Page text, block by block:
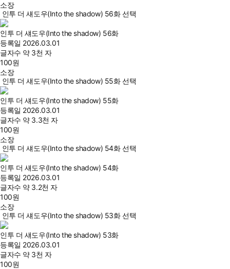
소장
인투 더 섀도우(Into the shadow) 56화 선택
인투 더 섀도우(Into the shadow) 56화
등록일 2026.03.01
글자수 약 3천 자
100원
소장
인투 더 섀도우(Into the shadow) 55화 선택
인투 더 섀도우(Into the shadow) 55화
등록일 2026.03.01
글자수 약 3.3천 자
100원
소장
인투 더 섀도우(Into the shadow) 54화 선택
인투 더 섀도우(Into the shadow) 54화
등록일 2026.03.01
글자수 약 3.2천 자
100원
소장
인투 더 섀도우(Into the shadow) 53화 선택
인투 더 섀도우(Into the shadow) 53화
등록일 2026.03.01
글자수 약 3천 자
100원